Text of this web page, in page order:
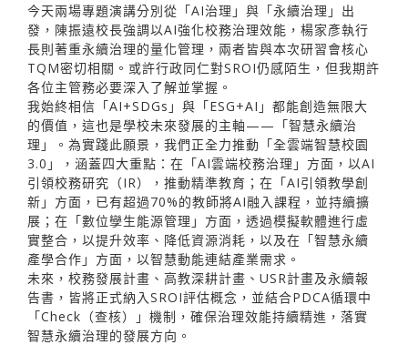
今天兩場專題演講分別從「AI治理」與「永續治理」出
發，陳振遠校長強調以AI強化校務治理效能，楊家彥執行
長則著重永續治理的量化管理，兩者皆與本次研習會核心
TQM密切相關。或許行政同仁對SROI仍感陌生，但我期許
各位主管務必要深入了解並掌握。
我始終相信「AI+SDGs」與「ESG+AI」都能創造無限大
的價值，這也是學校未來發展的主軸——「智慧永續治
理」。為實踐此願景，我們正全力推動「全雲端智慧校園
3.0」，涵蓋四大重點：在「AI雲端校務治理」方面，以AI
引領校務研究（IR），推動精準教育；在「AI引領教學創
新」方面，已有超過70%的教師將AI融入課程，並持續擴
展；在「數位孿生能源管理」方面，透過模擬軟體進行虛
實整合，以提升效率、降低資源消耗，以及在「智慧永續
產學合作」方面，以智慧動能連結產業需求。
未來，校務發展計畫、高教深耕計畫、USR計畫及永續報
告書，皆將正式納入SROI評估概念，並結合PDCA循環中
「Check（查核）」機制，確保治理效能持續精進，落實
智慧永續治理的發展方向。